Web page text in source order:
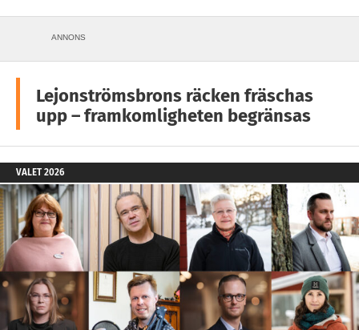
ANNONS
Lejonströmsbrons räcken fräschas
upp – framkomligheten begränsas
VALET 2026